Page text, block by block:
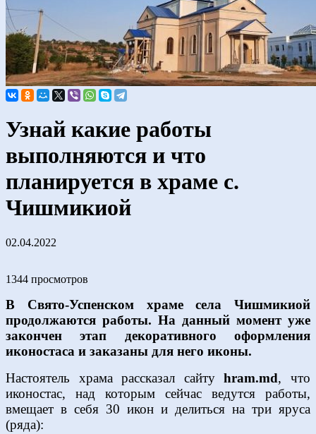
Узнай какие работы
выполняются и что
планируется в храме с.
Чишмикиой
02.04.2022
1344 просмотров
В Свято-Успенском храме села Чишмикиой
продолжаются работы. На данный момент уже
закончен этап декоративного оформления
иконостаса и заказаны для него иконы.
Настоятель храма рассказал сайтуhram.md, что
иконостас, над которым сейчас ведутся работы,
вмещает в себя 30 икон и делиться на три яруса
(ряда):